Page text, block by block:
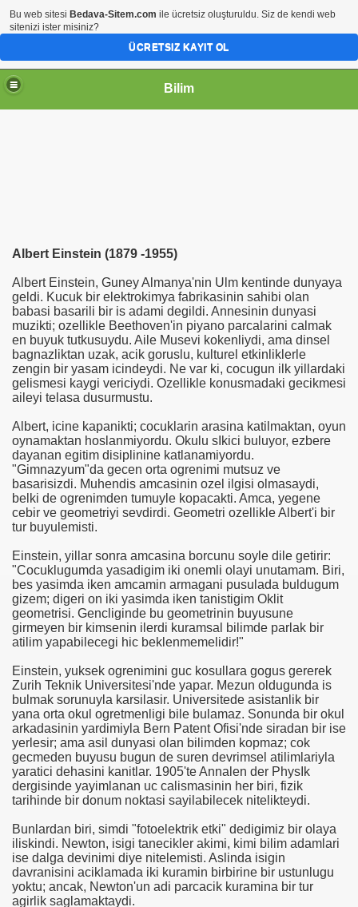
Bilim
Albert Einstein (1879 -1955)
Albert Einstein, Guney Almanya'nin Ulm kentinde dunyaya
geldi. Kucuk bir elektrokimya fabrikasinin sahibi olan
babasi basarili bir is adami degildi. Annesinin dunyasi
muzikti; ozellikle Beethoven'in piyano parcalarini calmak
en buyuk tutkusuydu. Aile Musevi kokenliydi, ama dinsel
bagnazliktan uzak, acik goruslu, kulturel etkinliklerle
zengin bir yasam icindeydi. Ne var ki, cocugun ilk yillardaki
gelismesi kaygi vericiydi. Ozellikle konusmadaki gecikmesi
aileyi telasa dusurmustu.
Albert, icine kapanikti; cocuklarin arasina katilmaktan, oyun
oynamaktan hoslanmiyordu. Okulu sIkici buluyor, ezbere
dayanan egitim disiplinine katlanamiyordu.
"Gimnazyum"da gecen orta ogrenimi mutsuz ve
basarisizdi. Muhendis amcasinin ozel ilgisi olmasaydi,
belki de ogrenimden tumuyle kopacakti. Amca, yegene
cebir ve geometriyi sevdirdi. Geometri ozellikle Albert'i bir
tur buyulemisti.
Einstein, yillar sonra amcasina borcunu soyle dile getirir:
"Cocuklugumda yasadigim iki onemli olayi unutamam. Biri,
bes yasimda iken amcamin armagani pusulada buldugum
gizem; digeri on iki yasimda iken tanistigim Oklit
geometrisi. Gencliginde bu geometrinin buyusune
girmeyen bir kimsenin ilerdi kuramsal bilimde parlak bir
atilim yapabilecegi hic beklenmemelidir!"
Einstein, yuksek ogrenimini guc kosullara gogus gererek
Zurih Teknik Universitesi'nde yapar. Mezun oldugunda is
bulmak sorunuyla karsilasir. Universitede asistanlik bir
yana orta okul ogretmenligi bile bulamaz. Sonunda bir okul
arkadasinin yardimiyla Bern Patent Ofisi'nde siradan bir ise
yerlesir; ama asil dunyasi olan bilimden kopmaz; cok
gecmeden buyusu bugun de suren devrimsel atilimlariyla
yaratici dehasini kanitlar. 1905'te Annalen der PhysIk
dergisinde yayimlanan uc calismasinin her biri, fizik
tarihinde bir donum noktasi sayilabilecek nitelikteydi.
Bunlardan biri, simdi "fotoelektrik etki" dedigimiz bir olaya
iliskindi. Newton, isigi tanecikler akimi, kimi bilim adamlari
ise dalga devinimi diye nitelemisti. Aslinda isigin
davranisini aciklamada iki kuramin birbirine bir ustunlugu
yoktu; ancak, Newton'un adi parcacik kuramina bir tur
agirlik saglamaktaydi.
77-73 Yenildi
açmak için 80 milyon dolar yatırdı
cihazı23564
esnek piller geliştirildi
Eric Gerets, beyin kanaması geçirdiğini açıkladı.
Avrupa'nın Dilinde
Bu web sitesi Bedava-Sitem.com ile ücretsiz oluşturuldu. Siz de kendi web
sitenizi ister misiniz?
ÜCRETSIZ KAYIT OL